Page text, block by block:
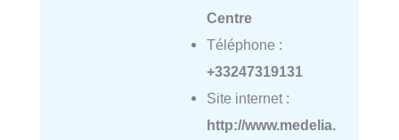
Centre
Téléphone :
+33247319131
Site internet :
http://www.medelia.